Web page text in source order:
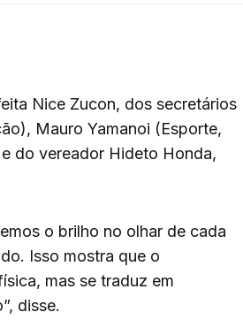
Nice Zucon, dos secretários
Mauro Yamanoi (Esporte,
do vereador Hideto Honda,
o brilho no olhar de cada
Isso mostra que o
mas se traduz em
disse.